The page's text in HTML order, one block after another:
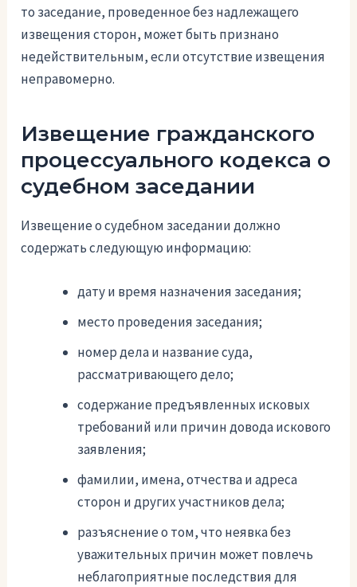
то заседание, проведенное без надлежащего
извещения сторон, может быть признано
недействительным, если отсутствие извещения
неправомерно.
Извещение гражданского
процессуального кодекса о
судебном заседании
Извещение о судебном заседании должно
содержать следующую информацию:
дату и время назначения заседания;
место проведения заседания;
номер дела и название суда,
рассматривающего дело;
содержание предъявленных исковых
требований или причин довода искового
заявления;
фамилии, имена, отчества и адреса
сторон и других участников дела;
разъяснение о том, что неявка без
уважительных причин может повлечь
неблагоприятные последствия для